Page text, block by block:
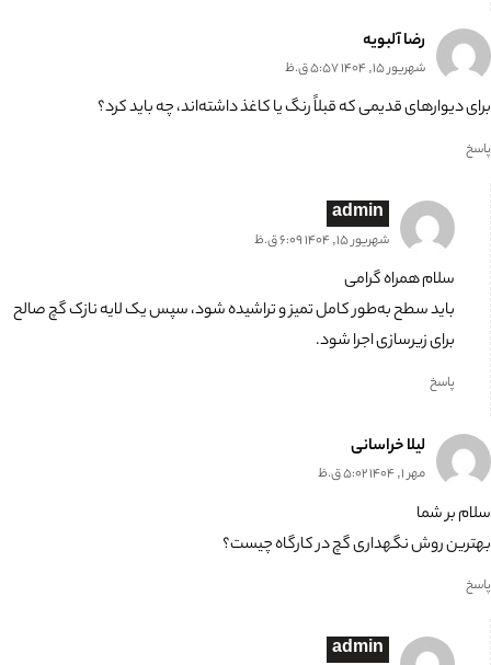
رضا آلبویه
شهریور 15, 1404 5:57 ق.ظ
برای دیوارهای قدیمی که قبلاً رنگ یا کاغذ داشته‌اند، چه باید کرد؟
پاسخ
admin
شهریور 15, 1404 6:09 ق.ظ
سلام همراه گرامی
باید سطح به‌طور کامل تمیز و تراشیده شود، سپس یک لایه نازک گچ صالح
برای زیرسازی اجرا شود.
پاسخ
لیلا خراسانی
مهر 1, 1404 5:02 ق.ظ
سلام بر شما
بهترین روش نگهداری گچ در کارگاه چیست؟
پاسخ
admin